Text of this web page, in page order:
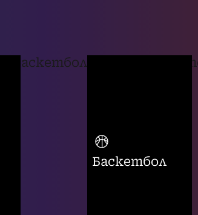
баскетбол
Баскетбол